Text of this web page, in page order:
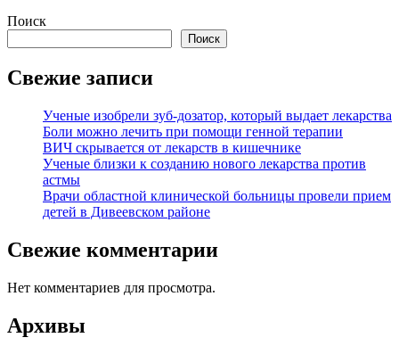
Поиск
Поиск
Свежие записи
Ученые изобрели зуб-дозатор, который выдает лекарства
Боли можно лечить при помощи генной терапии
ВИЧ скрывается от лекарств в кишечнике
Ученые близки к созданию нового лекарства против
астмы
Врачи областной клинической больницы провели прием
детей в Дивеевском районе
Свежие комментарии
Нет комментариев для просмотра.
Архивы